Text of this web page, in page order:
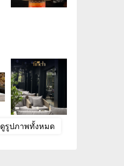
ดูรูปภาพทั้งหมด